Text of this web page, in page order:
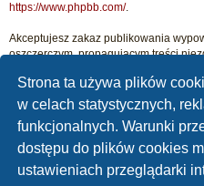
Strona ta używa plików
w celach statystycznych,
funkcjonalnych. Warunki
dostępu do plików cookies
ustawieniach przeglądarki
https://www.phpbb.com/.
Akceptujesz zakaz publikowania
oszczerczym, propagującym treści
naruszającym cudze prawa autorskie
zakazu może skutkować dla ciebie
witryny, a twój dostawca internetu
niewłaściwym zachowaniu. Wyrażasz
każdej chwili usunąć, zmienić,
Wyrażasz zgodę na zapisywanie
w naszej bazie danych. Informacje te
twojej zgody, ale ani „Beatudia”, ani